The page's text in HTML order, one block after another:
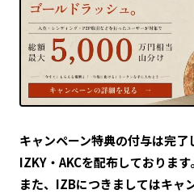
キャンペーン特典の付与は完了
IZKY・AKCを配布しております。
また、IZBにつきましてはキャ